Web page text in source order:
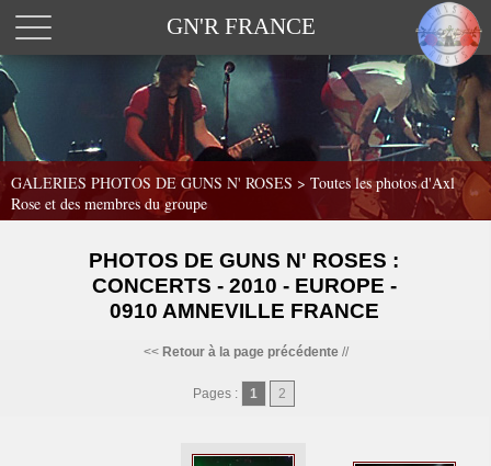
GN'R FRANCE
GALERIES PHOTOS DE GUNS N' ROSES > Toutes les photos d'Axl
Rose et des membres du groupe
PHOTOS DE GUNS N' ROSES :
CONCERTS - 2010 - EUROPE -
0910 AMNEVILLE FRANCE
<< Retour à la page précédente//
Pages : 1 2